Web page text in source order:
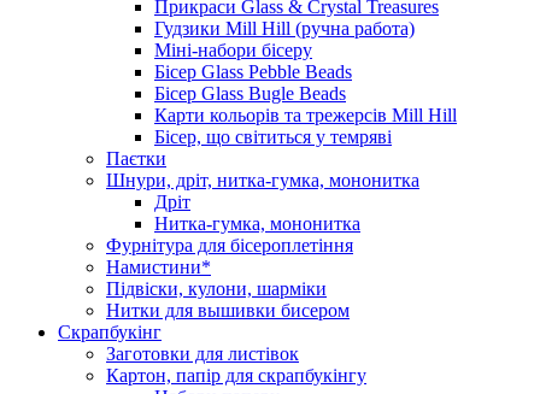
Прикраси Glass & Crystal Treasures
Гудзики Mill Hill (ручна работа)
Міні-набори бісеру
Бісер Glass Pebble Beads
Бісер Glass Bugle Beads
Карти кольорів та трежерсів Mill Hill
Бісер, що світиться у темряві
Паєтки
Шнури, дріт, нитка-гумка, мононитка
Дріт
Нитка-гумка, мононитка
Фурнітура для бісероплетіння
Намистини*
Підвіски, кулони, шарміки
Нитки для вышивки бисером
Скрапбукінг
Заготовки для листівок
Картон, папір для скрапбукінгу